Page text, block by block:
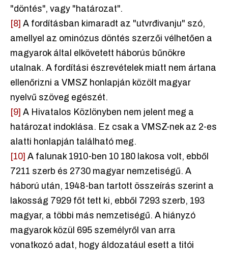
"döntés", vagy "határozat".
[8] A fordításban kimaradt az "utvrđivanju" szó,
amellyel az ominózus döntés szerzői vélhetően a
magyarok által elkövetett háborús bűnökre
utalnak. A fordítási észrevételek miatt nem ártana
ellenőrizni a VMSZ honlapján közölt magyar
nyelvű szöveg egészét.
[9] A Hivatalos Közlönyben nem jelent meg a
határozat indoklása. Ez csak a VMSZ-nek az 2-es
alatti honlapján található meg.
[10] A falunak 1910-ben 10 180 lakosa volt, ebből
7211 szerb és 2730 magyar nemzetiségű. A
háború után, 1948-ban tartott összeírás szerint a
lakosság 7929 főt tett ki, ebből 7293 szerb, 193
magyar, a többi más nemzetiségű. A hiányzó
magyarok közül 695 személyről van arra
vonatkozó adat, hogy áldozatául esett a titói